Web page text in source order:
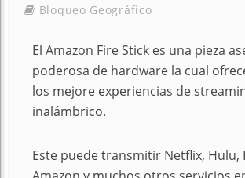
Bloqueo Geográfico
El Amazon Fire Stick es una pieza
poderosa de hardware la cual
los mejore experiencias de
inalámbrico.
Este puede transmitir Netflix, Hulu,